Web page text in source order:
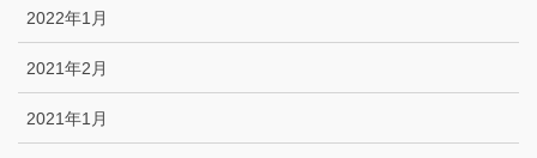
2022年1月
2021年2月
2021年1月